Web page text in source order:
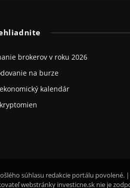
brokerov v roku 2026
na burze
kalendár
súhlasu redakcie portálu
webstránky investicne.sk nie je